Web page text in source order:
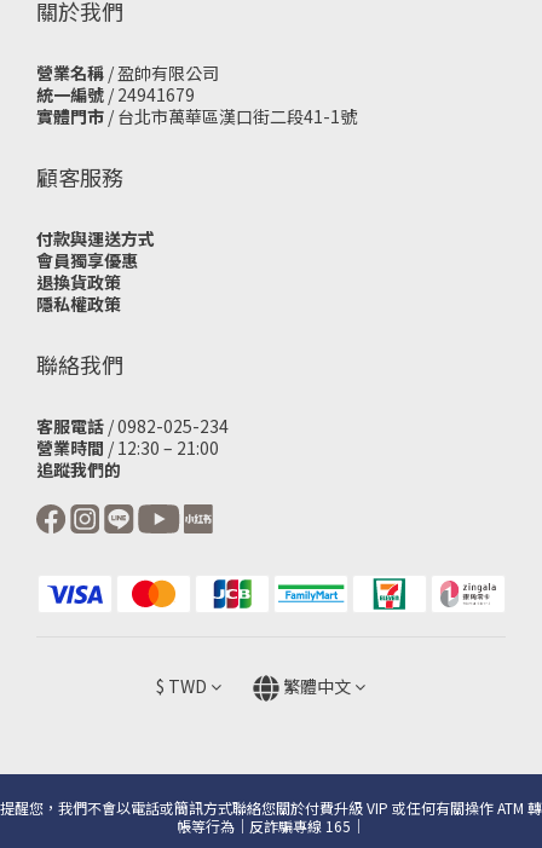
關於我們
營業名稱 / 盈帥有限公司
統一編號 / 24941679
實體門市 / 台北市萬華區漢口街二段41-1號
顧客服務
付款與運送方式
會員獨享優惠
退換貨政策
隱私權政策
聯絡我們
客服電話 / 0982-025-234
營業時間 / 12:30 – 21:00
追蹤我們的
$ TWD 繁體中文
提醒您，我們不會以電話或簡訊方式聯絡您關於付費升級 VIP 或任何有關操作 ATM 轉
帳等行為｜反詐騙專線 165｜